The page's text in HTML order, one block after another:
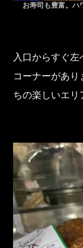
お寿司も豊富。ハ
入口からすぐ
コーナーがあ
ちの楽しいエリ